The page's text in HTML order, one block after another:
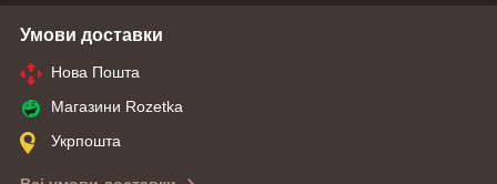
Умови доставки
Нова Пошта
Магазини Rozetka
Укрпошта